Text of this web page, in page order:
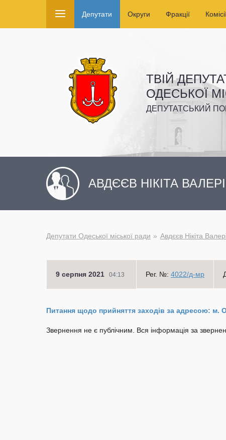
Депутати Округи Фракції
ТВІЙ
ОДЕСЬКОЇ
ДЕПУТАТСЬКИЙ
АВДЄЄВ НІКІТА
Депутати Одеської міської ради Авдєєв Нікіта
9 серпня 2021 04:13 Рег. №: 4022/д-мр
Питання щодо прийняття заходів за адресою: м.
Звернення не є публічним. Вся інформація за